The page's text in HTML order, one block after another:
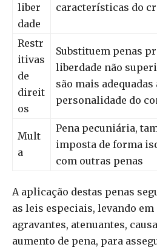
liber
dade
características do
Restr
itivas
de
direit
os
Substituem penas
liberdade não
são mais adequadas
personalidade do
Mult
a
Pena pecuniária,
imposta de forma
com outras penas
A aplicação destas penas
as leis especiais, levando
agravantes, atenuantes,
aumento de pena, para